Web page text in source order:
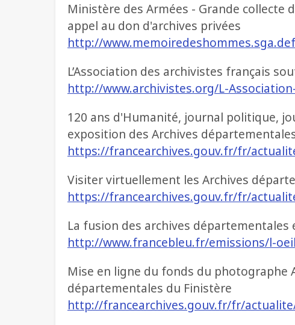
Ministère des Armées - Grande collecte
appel au don d'archives privées
http://
L’Association des archivistes français
http://www.archivistes.org/L-
120 ans d'Humanité, journal politique,
exposition des Archives
https://francearchives.gouv.fr/fr/
Visiter virtuellement les Archives
https://francearchives.gouv.fr/fr/
La fusion des archives départementales
http://www.francebleu.fr/emissions/l-
Mise en ligne du fonds du photographe
départementales du Finistère
http://francearchives.gouv.fr/fr/